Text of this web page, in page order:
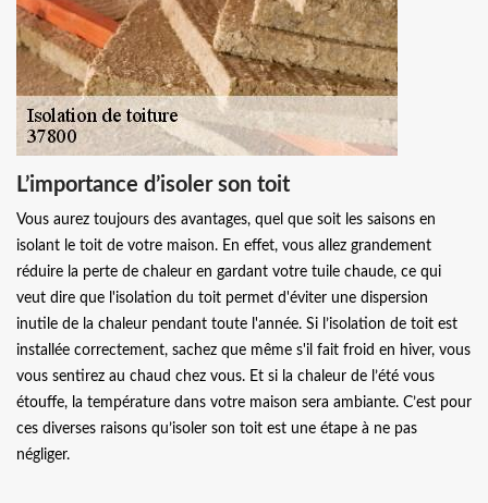
L’importance d’isoler son toit
Vous aurez toujours des avantages, quel que soit les saisons en
isolant le toit de votre maison. En effet, vous allez grandement
réduire la perte de chaleur en gardant votre tuile chaude, ce qui
veut dire que l'isolation du toit permet d'éviter une dispersion
inutile de la chaleur pendant toute l'année. Si l’isolation de toit est
installée correctement, sachez que même s'il fait froid en hiver, vous
vous sentirez au chaud chez vous. Et si la chaleur de l’été vous
étouffe, la température dans votre maison sera ambiante. C’est pour
ces diverses raisons qu’isoler son toit est une étape à ne pas
négliger.